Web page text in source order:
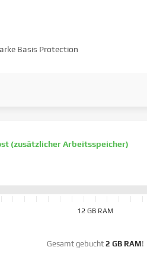
Basis Protection
(zusätzlicher Arbeitsspeicher)
12 GB RAM
Gesamt gebucht 2 GB RAM!